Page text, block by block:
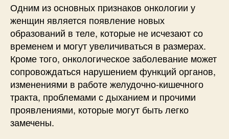
Одним из основных признаков онкологии у
женщин является появление новых
образований в теле, которые не исчезают со
временем и могут увеличиваться в размерах.
Кроме того, онкологическое заболевание может
сопровождаться нарушением функций органов,
изменениями в работе желудочно-кишечного
тракта, проблемами с дыханием и прочими
проявлениями, которые могут быть легко
замечены.